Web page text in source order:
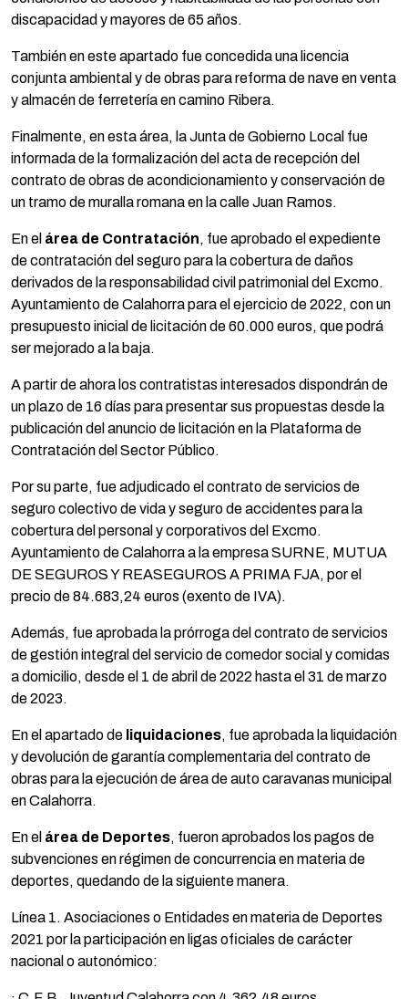
discapacidad y mayores de 65 años.
También en este apartado fue concedida una licencia
conjunta ambiental y de obras para reforma de nave en venta
y almacén de ferretería en camino Ribera.
Finalmente, en esta área, la Junta de Gobierno Local fue
informada de la formalización del acta de recepción del
contrato de obras de acondicionamiento y conservación de
un tramo de muralla romana en la calle Juan Ramos.
En el área de Contratación, fue aprobado el expediente
de contratación del seguro para la cobertura de daños
derivados de la responsabilidad civil patrimonial del Excmo.
Ayuntamiento de Calahorra para el ejercicio de 2022, con un
presupuesto inicial de licitación de 60.000 euros, que podrá
ser mejorado a la baja.
A partir de ahora los contratistas interesados dispondrán de
un plazo de 16 días para presentar sus propuestas desde la
publicación del anuncio de licitación en la Plataforma de
Contratación del Sector Público.
Por su parte, fue adjudicado el contrato de servicios de
seguro colectivo de vida y seguro de accidentes para la
cobertura del personal y corporativos del Excmo.
Ayuntamiento de Calahorra a la empresa SURNE, MUTUA
DE SEGUROS Y REASEGUROS A PRIMA FJA, por el
precio de 84.683,24 euros (exento de IVA).
Además, fue aprobada la prórroga del contrato de servicios
de gestión integral del servicio de comedor social y comidas
a domicilio, desde el 1 de abril de 2022 hasta el 31 de marzo
de 2023.
En el apartado de liquidaciones, fue aprobada la liquidación
y devolución de garantía complementaria del contrato de
obras para la ejecución de área de auto caravanas municipal
en Calahorra.
En el área de Deportes, fueron aprobados los pagos de
subvenciones en régimen de concurrencia en materia de
deportes, quedando de la siguiente manera.
Línea 1. Asociaciones o Entidades en materia de Deportes
2021 por la participación en ligas oficiales de carácter
nacional o autonómico: